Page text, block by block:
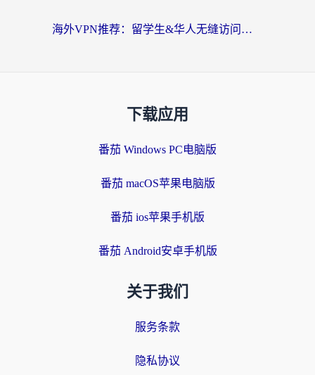
海外VPN推荐：留学生&华人无缝访问国内资源的避坑指南
下载应用
番茄 Windows PC电脑版
番茄 macOS苹果电脑版
番茄 ios苹果手机版
番茄 Android安卓手机版
关于我们
服务条款
隐私协议